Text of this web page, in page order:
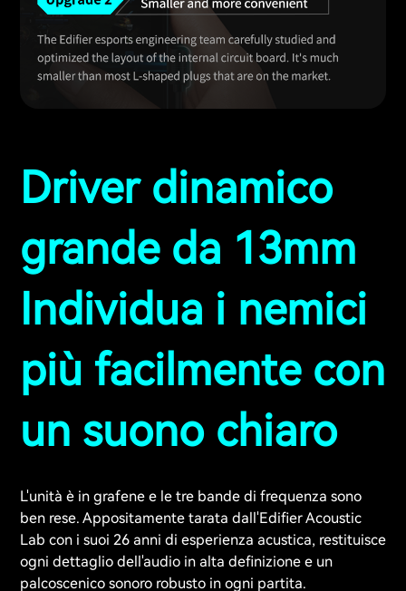
Driver dinamico
grande da 13mm
Individua i nemici
più facilmente con
un suono chiaro
L'unità è in grafene e le tre bande di frequenza sono
ben rese. Appositamente tarata dall'Edifier Acoustic
Lab con i suoi 26 anni di esperienza acustica, restituisce
ogni dettaglio dell'audio in alta definizione e un
palcoscenico sonoro robusto in ogni partita.